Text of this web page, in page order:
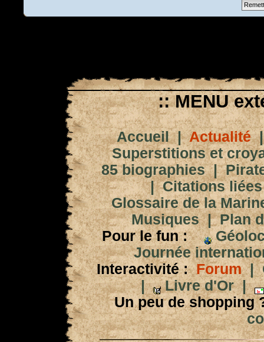
:: MENU
Accueil|Actualité
Superstitions et
85 biographies|
|Citations
Glossaire de la
Musiques|Plan
Pour le fun :
Journée
Interactivité : Forum|
|
Livre d'Or|
Un peu de shopping